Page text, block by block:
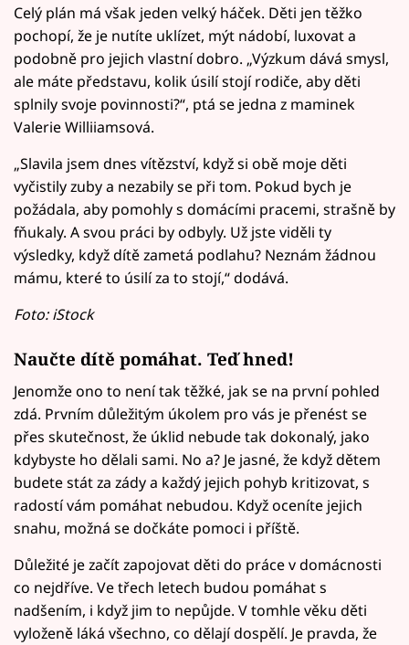
Celý plán má však jeden velký háček. Děti jen těžko
pochopí, že je nutíte uklízet, mýt nádobí, luxovat a
podobně pro jejich vlastní dobro. „Výzkum dává smysl,
ale máte představu, kolik úsilí stojí rodiče, aby děti
splnily svoje povinnosti?“, ptá se jedna z maminek
Valerie Williiamsová.
„Slavila jsem dnes vítězství, když si obě moje děti
vyčistily zuby a nezabily se při tom. Pokud bych je
požádala, aby pomohly s domácími pracemi, strašně by
fňukaly. A svou práci by odbyly. Už jste viděli ty
výsledky, když dítě zametá podlahu? Neznám žádnou
mámu, které to úsilí za to stojí,“ dodává.
Foto: iStock
Naučte dítě pomáhat. Teď hned!
Jenomže ono to není tak těžké, jak se na první pohled
zdá. Prvním důležitým úkolem pro vás je přenést se
přes skutečnost, že úklid nebude tak dokonalý, jako
kdybyste ho dělali sami. No a? Je jasné, že když dětem
budete stát za zády a každý jejich pohyb kritizovat, s
radostí vám pomáhat nebudou. Když oceníte jejich
snahu, možná se dočkáte pomoci i příště.
Důležité je začít zapojovat děti do práce v domácnosti
co nejdříve. Ve třech letech budou pomáhat s
nadšením, i když jim to nepůjde. V tomhle věku děti
vyloženě láká všechno, co dělají dospělí. Je pravda, že